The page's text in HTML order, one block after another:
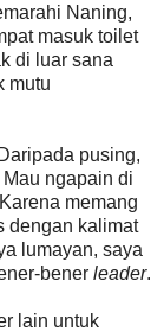
Naning,
masuk toilet
di luar sana
mutu
pusing,
ngapain di
memang
dengan kalimat
lumayan, saya
bener leader.
lain untuk